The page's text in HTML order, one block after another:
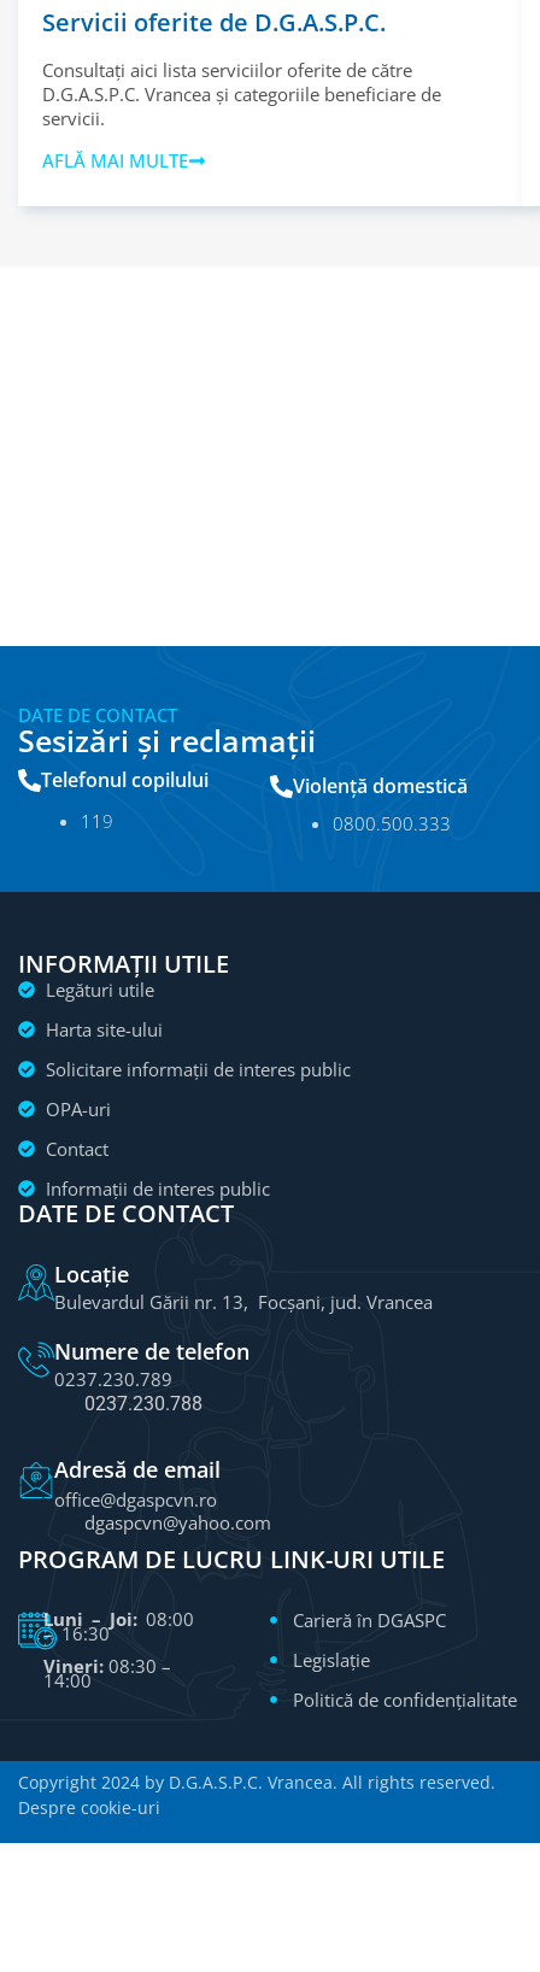
Servicii oferite de D.G.A.S.P.C.
Consultați aici lista serviciilor oferite de către
D.G.A.S.P.C. Vrancea și categoriile beneficiare de
servicii.
AFLĂ MAI MULTE
DATE DE CONTACT
Sesizări și reclamații
Telefonul copilului
11 9
Violență domestică
0800.500.333
INFORMAȚII UTILE
Legături utile
Harta site-ului
Solicitare informații de interes public
OPA-uri
Contact
Informații de interes public
DATE DE CONTACT
Locație
Bulevardul Gării nr. 13, Focșani, jud. Vrancea
Numere de telefon
0237.230.789
0237.230.788
Adresă de email
office@dgaspcvn.ro
dgaspcvn@yahoo.com
PROGRAM DE LUCRU
Luni – Joi: 08:00
– 16:30
Vineri: 08:30 –
14:00
LINK-URI UTILE
Carieră în DGASPC
Legislație
Politică de confidențialitate
Copyright 2024 by D.G.A.S.P.C. Vrancea. All rights reserved.
Despre cookie-uri